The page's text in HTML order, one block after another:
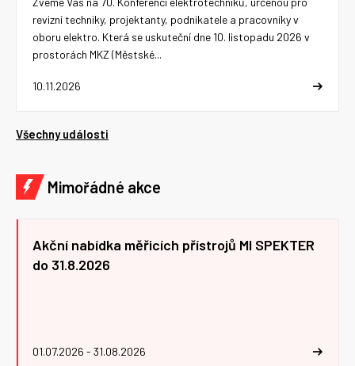
10.11.2026
revizní techniky, projektanty, podnikatele a pracovníky v
oboru elektro. Která se uskuteční dne 10. listopadu 2026 v
prostorách MKZ (Městské...
Všechny události
Mimořádné akce
Akční nabídka měřicích přístrojů MI SPEKTER
do 31.8.2026
01.07.2026 - 31.08.2026